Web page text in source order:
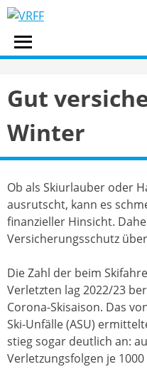
Skip
content
Gut
Winter
Ob als Skiurlauber oder
ausrutscht, kann es
finanzieller Hinsicht.
Versicherungsschutz
Die Zahl der beim
Verletzten lag 2022/23
Corona-Skisaison. Das
Ski-Unfälle (ASU)
stieg sogar deutlich an:
Verletzungsfolgen je